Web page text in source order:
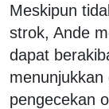
Meskipun
strok, Ande
dapat
pengecekan